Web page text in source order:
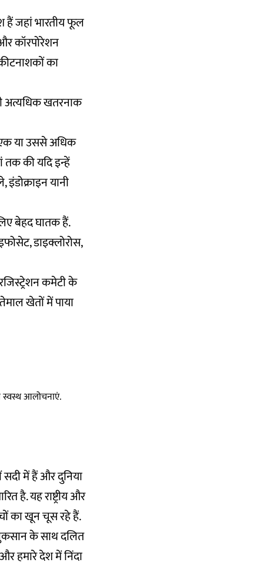
हैं जहां भारतीय फूल
कॉरपोरेशन
का
अत्यधिक खतरनाक
या उससे अधिक
तक की यदि इन्हें
यानी
बेहद घातक हैं.
डाइक्लोरोस,
कमेटी के
खेतों में पाया
स्वस्थ आलोचनाएं.
सदी में हैं और दुनिया
है. यह राष्ट्रीय और
का खून चूस रहे हैं.
के साथ दलित
हमारे देश में निंदा